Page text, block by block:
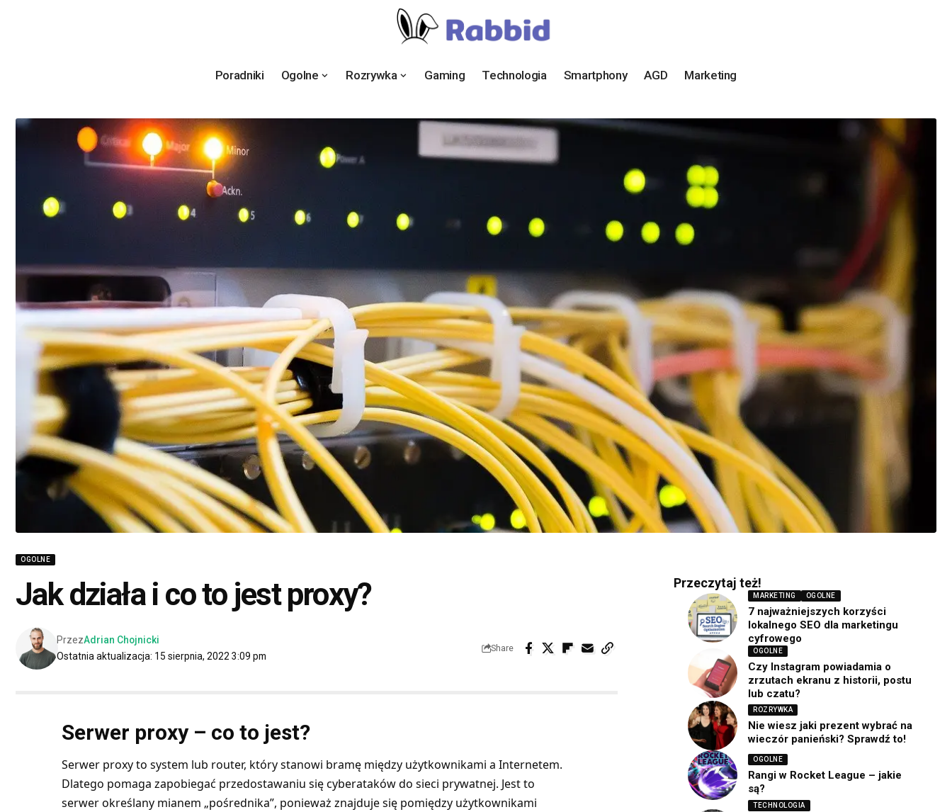
Poradniki Ogolne Rozrywka Gaming Technologia Smartphony AGD Marketing
OGOLNE
Jak działa i co to jest proxy?
Ostatnia aktualizacja: 15 sierpnia, 2022 3:09 pm
PrzezAdrian Chojnicki
Share
Serwer proxy – co to jest?
Serwer proxy to system lub router, który stanowi bramę między użytkownikami a Internetem.
Dlatego pomaga zapobiegać przedostawaniu się cyberataków do sieci prywatnej. Jest to
serwer określany mianem „pośrednika”, ponieważ znajduje się pomiędzy użytkownikami
Przeczytaj też!
MARKETING OGOLNE
7 najważniejszych korzyści
lokalnego SEO dla marketingu
cyfrowego
OGOLNE
Czy Instagram powiadamia o
zrzutach ekranu z historii, postu
lub czatu?
ROZRYWKA
Nie wiesz jaki prezent wybrać na
wieczór panieński? Sprawdź to!
OGOLNE
Rangi w Rocket League – jakie
są?
TECHNOLOGIA